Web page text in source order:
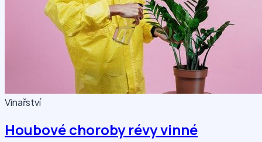
Vinařství
Houbové choroby révy vinné